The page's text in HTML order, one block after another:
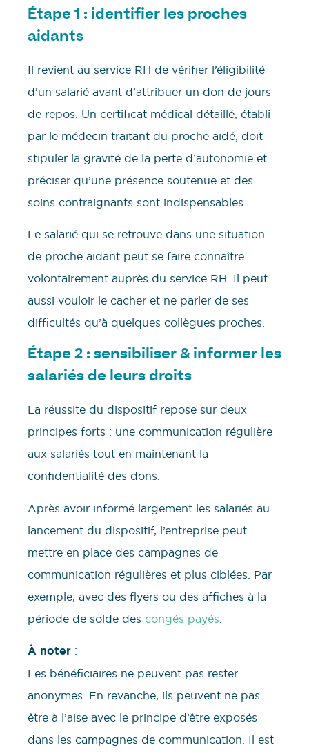
Étape 1 : identifier les proches
aidants
Il revient au service RH de vérifier l’éligibilité
d’un salarié avant d’attribuer un don de jours
de repos. Un certificat médical détaillé, établi
par le médecin traitant du proche aidé, doit
stipuler la gravité de la perte d’autonomie et
préciser qu’une présence soutenue et des
soins contraignants sont indispensables.
Le salarié qui se retrouve dans une situation
de proche aidant peut se faire connaître
volontairement auprès du service RH. Il peut
aussi vouloir le cacher et ne parler de ses
difficultés qu’à quelques collègues proches.
Étape 2 : sensibiliser & informer les
salariés de leurs droits
La réussite du dispositif repose sur deux
principes forts : une communication régulière
aux salariés tout en maintenant la
confidentialité des dons.
Après avoir informé largement les salariés au
lancement du dispositif, l’entreprise peut
mettre en place des campagnes de
communication régulières et plus ciblées. Par
exemple, avec des flyers ou des affiches à la
période de solde des congés payés
À noter :
Les bénéficiaires ne peuvent pas rester
anonymes. En revanche, ils peuvent ne pas
être à l’aise avec le principe d’être exposés
dans les campagnes de communication. Il est